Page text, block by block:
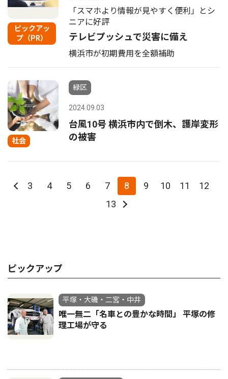
ピックアッ
プ（PR）
「スマホより情報が見やすく便利」とシ
ニアに好評
テレビプッシュで災害に備え
横浜市が初期費用を全額補助
社会
緑区
2024.09.03
台風10号 横浜市内で倒木、護岸変形
の被害
3 4 5 6 7 8 9 10 11
12
13
ピックアップ
平塚・大磯・二宮・中井
唯一無二「名車との豊かな時間」 平塚の修
理工場が守る